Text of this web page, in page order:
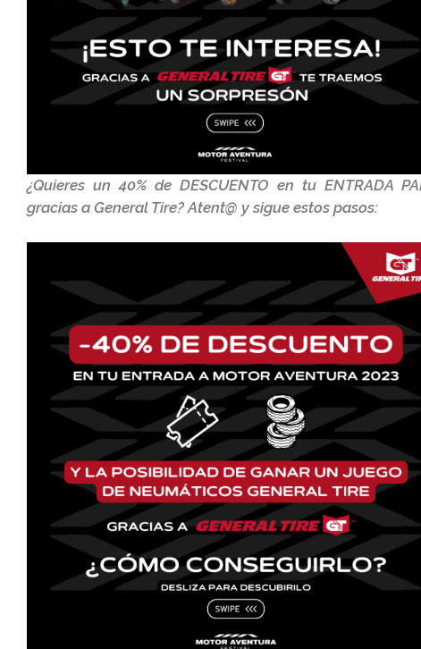
¿Quieres un 40% de DESCUENTO en tu ENTRADA
gracias a General Tire? Atent@ y sigue estos pasos: